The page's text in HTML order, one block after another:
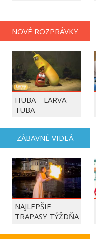
NOVÉ ROZPRÁVKY
HUBA – LARVA
TUBA
ZÁBAVNÉ VIDEÁ
NAJLEPŠIE
TRAPASY TÝŽDŇA